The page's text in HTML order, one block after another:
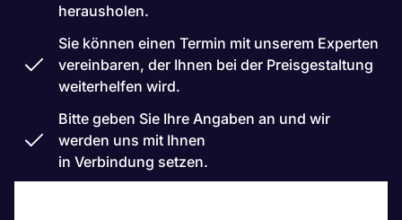
herausholen.
Sie können einen Termin mit unserem Experten
vereinbaren, der Ihnen bei der Preisgestaltung
weiterhelfen wird.
Bitte geben Sie Ihre Angaben an und wir
werden uns mit Ihnen
in Verbindung setzen.